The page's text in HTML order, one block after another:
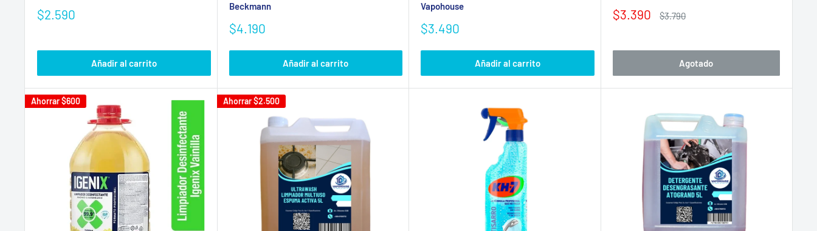
Precio
$2.590
Añadir al carrito
Beckmann
Precio
venta
$4.190
Añadir al carrito
Vapohouse
Precio
venta
$3.490
Añadir al carrito
Precio
$3.390
Precio
$3.790
Agotado
Ahorrar$600 Ahorrar$2.500
Inicie sesión en su cuenta para agregar productos a su lista de
deseos y ver los artículos guardados anteriormente.